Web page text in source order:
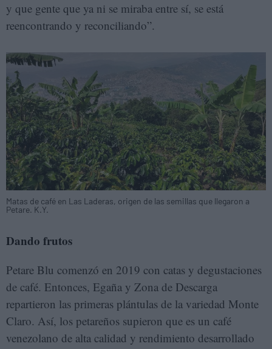
y que gente que ya ni se miraba entre sí, se está
reencontrando y reconciliando”.
Matas de café en Las Laderas, origen de las semillas que llegaron a
Petare. K.Y.
Dando frutos
Petare Blu comenzó en 2019 con catas y degustaciones
de café. Entonces, Egaña y Zona de Descarga
repartieron las primeras plántulas de la variedad Monte
Claro. Así, los petareños supieron que es un café
venezolano de alta calidad y rendimiento desarrollado